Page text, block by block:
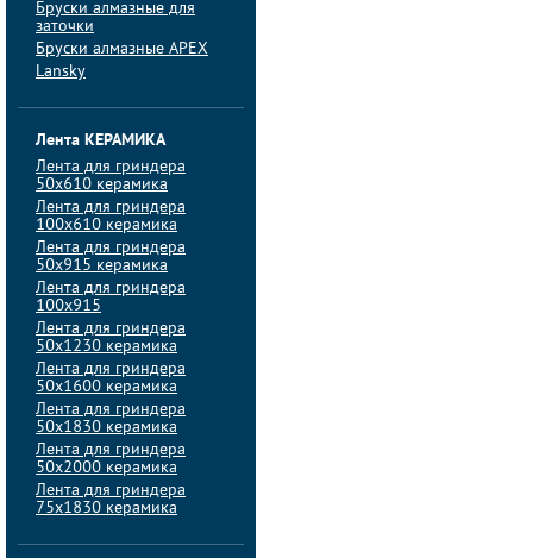
Бруски алмазные для
заточки
Бруски алмазные APEX
Lansky
Лента КЕРАМИКА
Лента для гриндера
50х610 керамика
Лента для гриндера
100х610 керамика
Лента для гриндера
50х915 керамика
Лента для гриндера
100х915
Лента для гриндера
50х1230 керамика
Лента для гриндера
50х1600 керамика
Лента для гриндера
50х1830 керамика
Лента для гриндера
50х2000 керамика
Лента для гриндера
75х1830 керамика